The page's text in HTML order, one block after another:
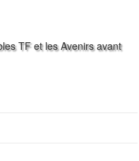
TF et les Avenirs avant